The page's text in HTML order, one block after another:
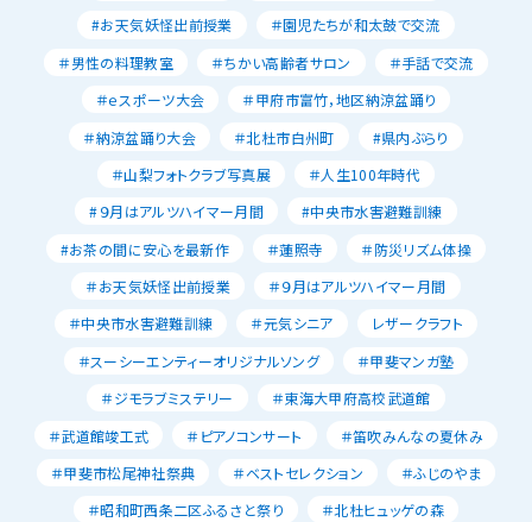
#お天気妖怪出前授業
＃園児たちが和太鼓で交流
＃男性の料理教室
＃ちかい高齢者サロン
＃手話で交流
＃ｅスポーツ大会
＃甲府市富竹，地区納涼盆踊り
＃納涼盆踊り大会
＃北杜市白州町
#県内ぶらり
＃山梨フォトクラブ写真展
＃人生100年時代
#９月はアルツハイマー月間
#中央市水害避難訓練
#お茶の間に安心を最新作
＃蓮照寺
＃防災リズム体操
＃お天気妖怪出前授業
＃９月はアルツハイマー月間
＃中央市水害避難訓練
＃元気シニア
レザークラフト
＃スーシーエンティーオリジナルソング
＃甲斐マンガ塾
＃ジモラブミステリー
＃東海大甲府高校武道館
＃武道館竣工式
＃ピアノコンサート
＃笛吹みんなの夏休み
＃甲斐市松尾神社祭典
＃ベストセレクション
＃ふじのやま
＃昭和町西条二区ふるさと祭り
＃北杜ヒュッゲの森